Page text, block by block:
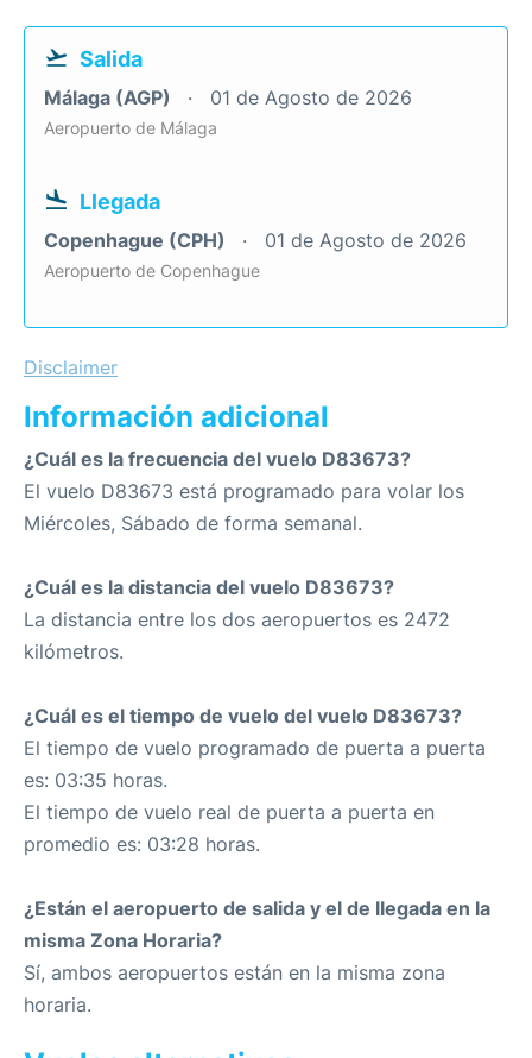
Salida
Málaga (AGP) 01 de Agosto de 2026
Aeropuerto de Málaga
Llegada
Copenhague (CPH) 01 de Agosto de 2026
Aeropuerto de Copenhague
Disclaimer
Información adicional
¿Cuál es la frecuencia del vuelo D83673?
El vuelo D83673 está programado para volar los
Miércoles, Sábado de forma semanal.
¿Cuál es la distancia del vuelo D83673?
La distancia entre los dos aeropuertos es 2472
kilómetros.
¿Cuál es el tiempo de vuelo del vuelo D83673?
El tiempo de vuelo programado de puerta a puerta
es: 03:35 horas.
El tiempo de vuelo real de puerta a puerta en
promedio es: 03:28 horas.
¿Están el aeropuerto de salida y el de llegada en la
misma Zona Horaria?
Sí, ambos aeropuertos están en la misma zona
horaria.